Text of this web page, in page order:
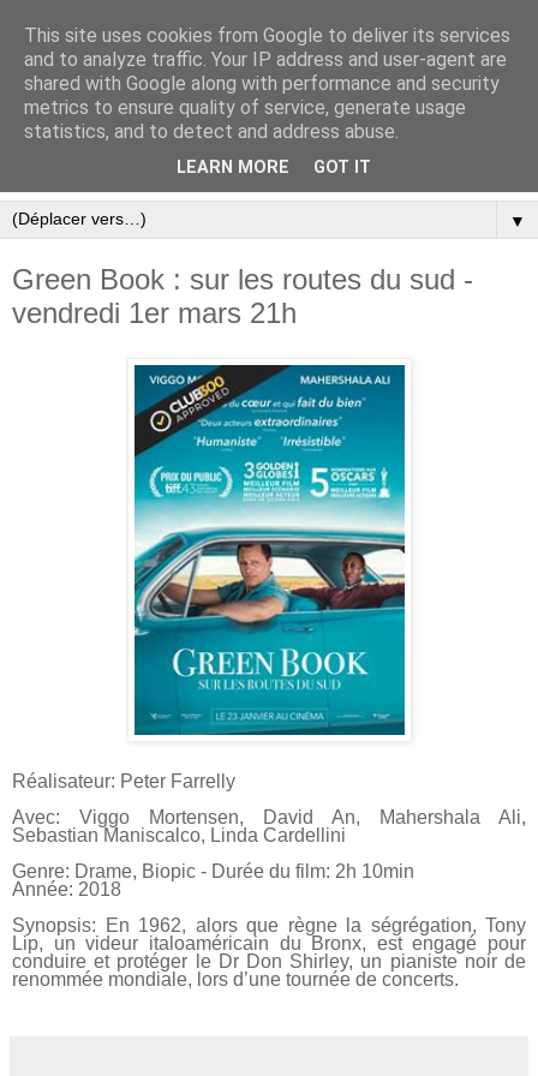
▼
Green Book : sur les routes du sud -
vendredi 1er mars 21h
Réalisateur: Peter Farrelly
Avec: Viggo Mortensen, David An, Mahershala Ali,
Sebastian Maniscalco, Linda Cardellini
Genre: Drame, Biopic - Durée du film: 2h 10min
Année: 2018
Synopsis: En 1962, alors que règne la ségrégation, Tony
Lip, un videur italoaméricain du Bronx, est engagé pour
conduire et protéger le Dr Don Shirley, un pianiste noir de
renommée mondiale, lors d’une tournée de concerts.
This site uses cookies from Google to deliver its services
and to analyze traffic. Your IP address and user-agent are
shared with Google along with performance and security
metrics to ensure quality of service, generate usage
statistics, and to detect and address abuse.
LEARN MORE GOT IT